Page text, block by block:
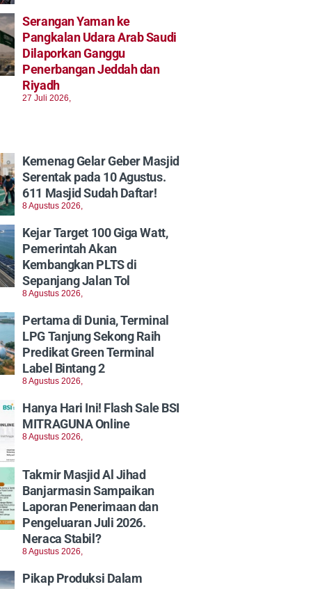
Serangan Yaman ke
Pangkalan Udara Arab Saudi
Dilaporkan Ganggu
Penerbangan Jeddah dan
Riyadh
27 Juli 2026,
Kemenag Gelar Geber Masjid
Serentak pada 10 Agustus.
611 Masjid Sudah Daftar!
8 Agustus 2026,
Kejar Target 100 Giga Watt,
Pemerintah Akan
Kembangkan PLTS di
Sepanjang Jalan Tol
8 Agustus 2026,
Pertama di Dunia, Terminal
LPG Tanjung Sekong Raih
Predikat Green Terminal
Label Bintang 2
8 Agustus 2026,
Hanya Hari Ini! Flash Sale BSI
MITRAGUNA Online
8 Agustus 2026,
Takmir Masjid Al Jihad
Banjarmasin Sampaikan
Laporan Penerimaan dan
Pengeluaran Juli 2026.
Neraca Stabil?
8 Agustus 2026,
Pikap Produksi Dalam